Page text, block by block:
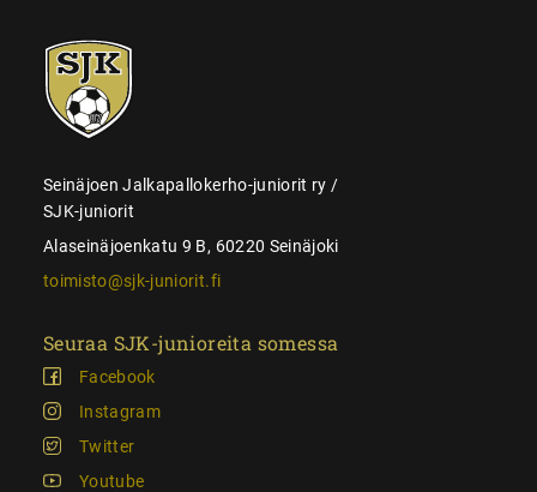
SJK-
juniorit
Seinäjoen Jalkapallokerho-juniorit ry /
SJK-juniorit
Alaseinäjoenkatu 9 B, 60220 Seinäjoki
toimisto@sjk-juniorit.fi
Seuraa SJK-junioreita somessa
Facebook
Instagram
Twitter
Youtube